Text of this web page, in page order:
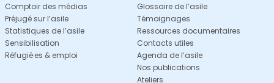
Comptoir des médias
Préjugé sur l’asile
Statistiques de l’asile
Sensibilisation
Réfugié·es & emploi
Glossaire de l’asile
Témoignages
Ressources documentaires
Contacts utiles
Agenda de l’asile
Nos publications
Ateliers